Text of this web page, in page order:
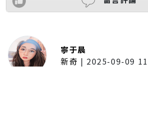
寧于晨
新奇 | 2025-09-09